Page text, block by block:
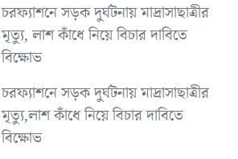
চরফ্যাশনে সড়ক দুর্ঘটনায় মাদ্রাসাছাত্রীর
মৃত্যু, লাশ কাঁধে নিয়ে বিচার দাবিতে
বিক্ষোভ
চরফ্যাশনে সড়ক দুর্ঘটনায় মাদ্রাসাছাত্রীর
মৃত্যু,লাশ কাঁধে নিয়ে বিচার দাবিতে
বিক্ষোভ